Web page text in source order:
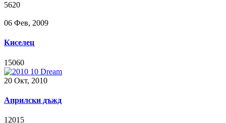
5620
06 Фев, 2009
Киселец
15060
20 Окт, 2010
Априлски дъжд
12015